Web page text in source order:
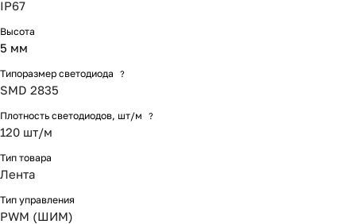
IP67
Высота
5 мм
Типоразмер светодиода ?
SMD 2835
Плотность светодиодов, шт/м ?
120 шт/м
Тип товара
Лента
Тип управления
PWM (ШИМ)